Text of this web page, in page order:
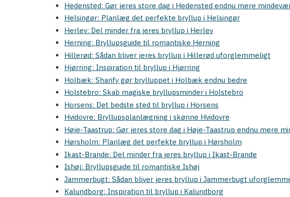
Hedensted: Gør jeres store dag i Hedensted endnu mere
Helsingør: Planlæg det perfekte bryllup i Helsingør
Herlev: Del minder fra jeres bryllup i Herlev
Herning: Bryllupsguide til romantiske Herning
Hillerød: Sådan bliver jeres bryllup i Hillerød uforglemmeligt
Hjørring: Inspiration til bryllup i Hjørring
Holbæk: Sharify gør brylluppet i Holbæk endnu bedre
Holstebro: Skab magiske bryllupsminder i Holstebro
Horsens: Det bedste sted til bryllup i Horsens
Hvidovre: Bryllupsplanlægning i skønne Hvidovre
Høje-Taastrup: Gør jeres store dag i Høje-Taastrup endnu mere
Hørsholm: Planlæg det perfekte bryllup i Hørsholm
Ikast-Brande: Del minder fra jeres bryllup i Ikast-Brande
Ishøj: Bryllupsguide til romantiske Ishøj
Jammerbugt: Sådan bliver jeres bryllup i Jammerbugt
Kalundborg: Inspiration til bryllup i Kalundborg